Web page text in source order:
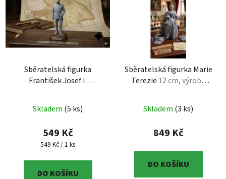
Sběratelská figurka
František Josef I.
detailní 3D tisk, výška 12
cm
Skladem (5 ks)
549 Kč
Měrná cena:
549 Kč / 1 ks
DO KOŠÍKU
Sběratelská figurka Marie
Terezie 12 cm, výroba
Like resin
Skladem (3 ks)
849 Kč
DO KOŠÍKU